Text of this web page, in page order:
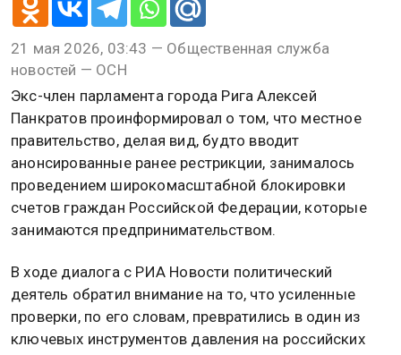
21 мая 2026, 03:43 — Общественная служба
новостей — ОСН
Экс-член парламента города Рига Алексей
Панкратов проинформировал о том, что местное
правительство, делая вид, будто вводит
анонсированные ранее рестрикции, занималось
проведением широкомасштабной блокировки
счетов граждан Российской Федерации, которые
занимаются предпринимательством.
В ходе диалога с РИА Новости политический
деятель обратил внимание на то, что усиленные
проверки, по его словам, превратились в один из
ключевых инструментов давления на российских